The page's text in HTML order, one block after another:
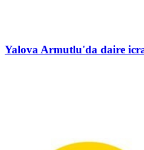
Yalova Armutlu'da daire